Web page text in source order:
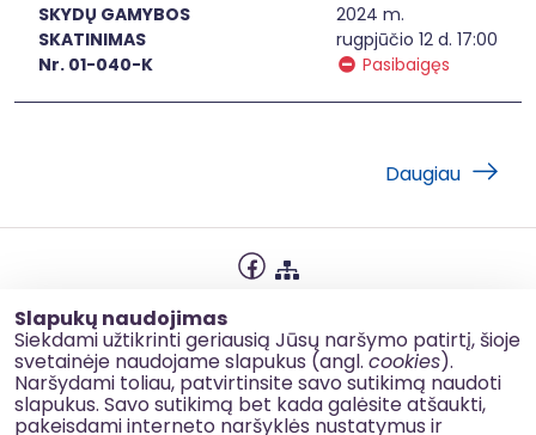
Slapukų naudojimas
Siekdami užtikrinti geriausią Jūsų naršymo patirtį, šioje
svetainėje naudojame slapukus (angl. cookies).
Naršydami toliau, patvirtinsite savo sutikimą naudoti
slapukus. Savo sutikimą bet kada galėsite atšaukti,
pakeisdami interneto naršyklės nustatymus ir
SKYDŲ GAMYBOS
SKATINIMAS
Nr. 01-040-K
2024 m.
rugpjūčio 12 d. 17:00
Pasibaigęs
Daugiau
Slapukų naudojimas
Korupcijos prevencija
Kontaktai